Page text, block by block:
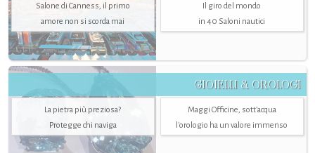
Salone di Canness, il primo
amore non si scorda mai
Il giro del mondo
in 40 Saloni nautici
GIOIELLI & OROLOGI
La pietra più preziosa?
Protegge chi naviga
Maggi Officine, sott’acqua
l'orologio ha un valore immenso